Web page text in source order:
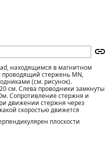
находящимся в магнитном
проводящий стержень MN,
(см. рисунок).
см. Слева проводники замкнуты
Сопротивление стержня и
движении стержня через
скоростью движется
плоскости